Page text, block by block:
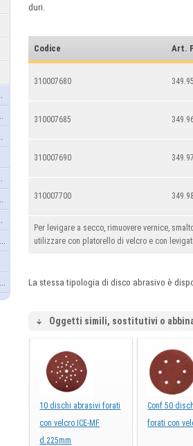
duri.
Codice Art.
310007680 349.95
310007685
310007690 349.97
310007700 349.98
Per levigare a secco, rimuovere vernice,
utilizzare con platorello di velcro e con
La stessa tipologia di disco abrasivo è
Oggetti simili, sostitutivi o
10 dischi abrasivi forati
con velcro ICE-MF
d.225mm
Conf 50
forati con